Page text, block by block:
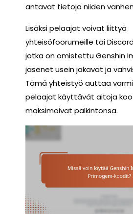
antavat tietoja niiden
Lisäksi pelaajat voivat liittyä
yhteisöfoorumeille tai
jotka on omistettu Genshin
jäsenet usein jakavat ja
Tämä yhteistyö auttaa
pelaajat käyttävät aitoja
maksimoivat palkintonsa.